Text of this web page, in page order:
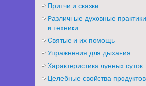
Притчи и сказки
Различные духовные практики
и техники
Святые и их помощь
Упражнения для дыхания
Характеристика лунных суток
Целебные свойства продуктов